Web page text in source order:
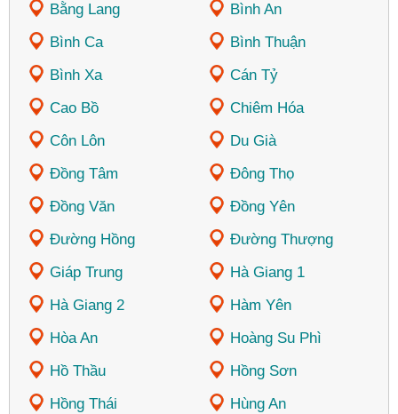
Bằng Lang
Bình An
Bình Ca
Bình Thuận
Bình Xa
Cán Tỷ
Cao Bồ
Chiêm Hóa
Côn Lôn
Du Già
Đồng Tâm
Đông Thọ
Đồng Văn
Đồng Yên
Đường Hồng
Đường Thượng
Giáp Trung
Hà Giang 1
Hà Giang 2
Hàm Yên
Hòa An
Hoàng Su Phì
Hồ Thầu
Hồng Sơn
Hồng Thái
Hùng An